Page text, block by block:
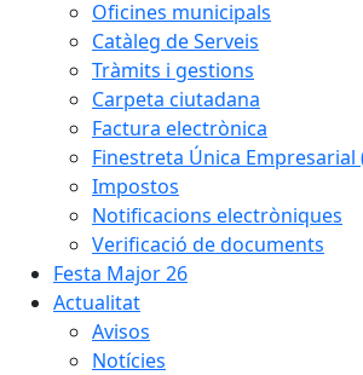
Oficines municipals
Catàleg de Serveis
Tràmits i gestions
Carpeta ciutadana
Factura electrònica
Finestreta Única Empresarial
Impostos
Notificacions electròniques
Verificació de documents
Festa Major 26
Actualitat
Avisos
Notícies